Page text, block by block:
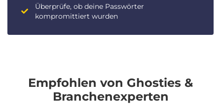
Überprüfe, ob deine Passwörter
kompromittiert wurden
Empfohlen von Ghosties &
Branchenexperten